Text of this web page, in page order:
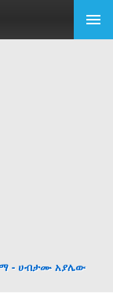
- ሀብታሙ አያሌው